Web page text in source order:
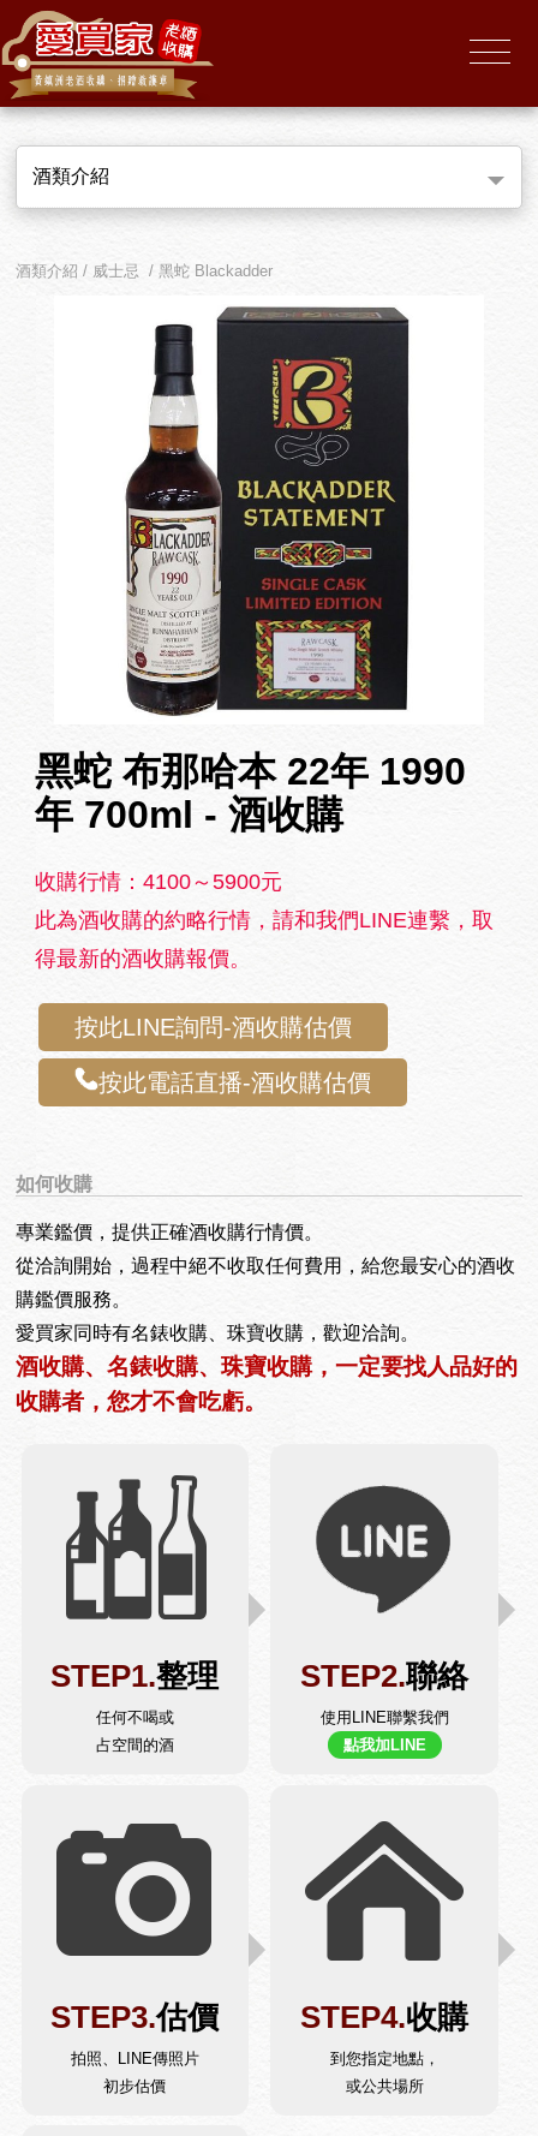
酒類介紹
酒類介紹 / 威士忌 / 黑蛇 Blackadder
黑蛇 布那哈本 22年 1990
年 700ml - 酒收購
收購行情：4100～5900元
此為酒收購的約略行情，請和我們LINE連繫，取
得最新的酒收購報價。
按此LINE詢問-酒收購估價
按此電話直播-酒收購估價
如何收購
專業鑑價，提供正確酒收購行情價。
從洽詢開始，過程中絕不收取任何費用，給您最安心的酒收
購鑑價服務。
愛買家同時有名錶收購、珠寶收購，歡迎洽詢。
酒收購、名錶收購、珠寶收購，一定要找人品好的
收購者，您才不會吃虧。
STEP1.整理
任何不喝或
占空間的酒
STEP2.聯絡
使用LINE聯繫我們
點我加LINE
STEP3.估價
拍照、LINE傳照片
初步估價
STEP4.收購
到您指定地點，
或公共場所